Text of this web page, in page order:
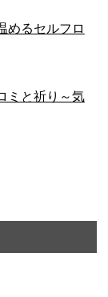
るセルフロ
ミと祈り～気